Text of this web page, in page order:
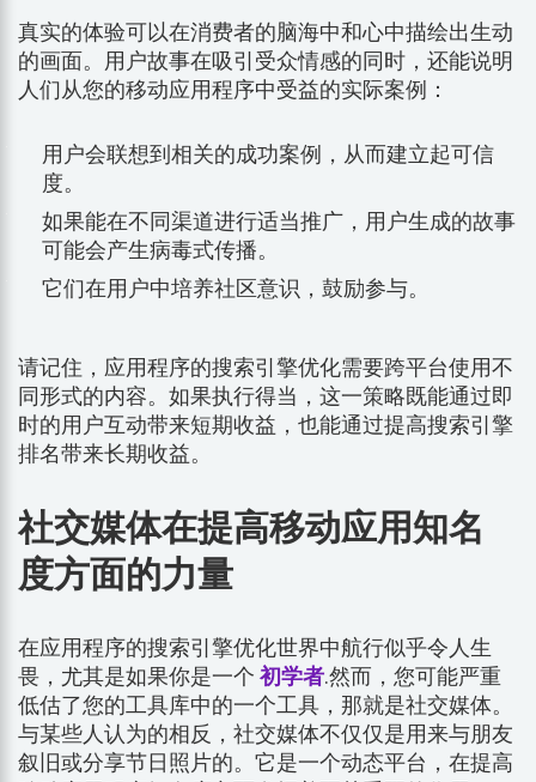
真实的体验可以在消费者的脑海中和心中描绘出生动
的画面。用户故事在吸引受众情感的同时，还能说明
人们从您的移动应用程序中受益的实际案例：
用户会联想到相关的成功案例，从而建立起可信
度。
如果能在不同渠道进行适当推广，用户生成的故事
可能会产生病毒式传播。
它们在用户中培养社区意识，鼓励参与。
请记住，应用程序的搜索引擎优化需要跨平台使用不
同形式的内容。如果执行得当，这一策略既能通过即
时的用户互动带来短期收益，也能通过提高搜索引擎
排名带来长期收益。
社交媒体在提高移动应用知名
度方面的力量
在应用程序的搜索引擎优化世界中航行似乎令人生
畏，尤其是如果你是一个 初学者.然而，您可能严重
低估了您的工具库中的一个工具，那就是社交媒体。
与某些人认为的相反，社交媒体不仅仅是用来与朋友
叙旧或分享节日照片的。它是一个动态平台，在提高